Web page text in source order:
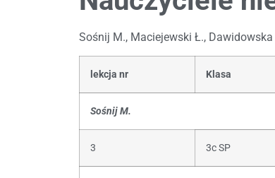
Sośnij M., Maciejewski Ł.,
lekcja nr Klasa
Sośnij M.
3 3c SP